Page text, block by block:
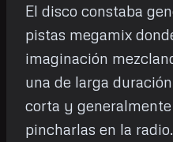
El disco constaba
pistas megamix
imaginación
una de larga
corta y
pincharlas en la